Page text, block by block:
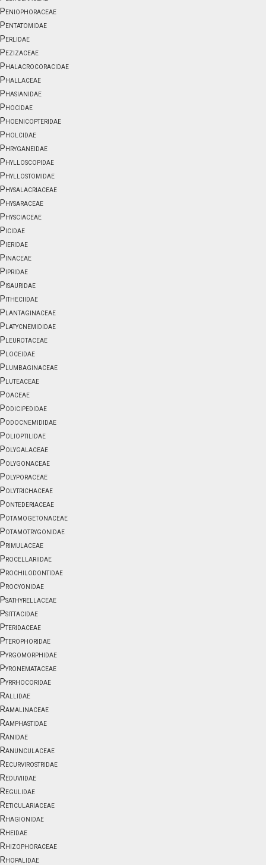
Peniophoraceae
Pentatomidae
Perlidae
Pezizaceae
Phalacrocoracidae
Phallaceae
Phasianidae
Phocidae
Phoenicopteridae
Pholcidae
Phryganeidae
Phylloscopidae
Phyllostomidae
Physalacriaceae
Physaraceae
Physciaceae
Picidae
Pieridae
Pinaceae
Pipridae
Pisauridae
Pitheciidae
Plantaginaceae
Platycnemididae
Pleurotaceae
Ploceidae
Plumbaginaceae
Pluteaceae
Poaceae
Podicipedidae
Podocnemididae
Polioptilidae
Polygalaceae
Polygonaceae
Polyporaceae
Polytrichaceae
Pontederiaceae
Potamogetonaceae
Potamotrygonidae
Primulaceae
Procellariidae
Prochilodontidae
Procyonidae
Psathyrellaceae
Psittacidae
Pteridaceae
Pterophoridae
Pyrgomorphidae
Pyronemataceae
Pyrrhocoridae
Rallidae
Ramalinaceae
Ramphastidae
Ranidae
Ranunculaceae
Recurvirostridae
Reduviidae
Regulidae
Reticulariaceae
Rhagionidae
Rheidae
Rhizophoraceae
Rhopalidae